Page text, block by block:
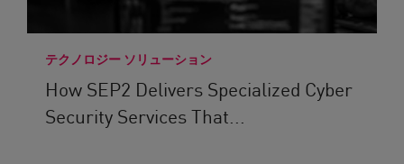
テクノロジー ソリューション
How SEP2 Delivers Specialized Cyber
Security Services That...